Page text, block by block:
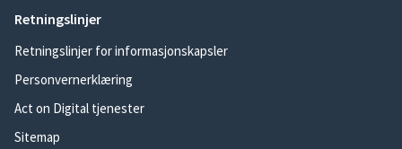
Retningslinjer
Retningslinjer for informasjonskapsler
Personvernerklæring
Act on Digital tjenester
Sitemap